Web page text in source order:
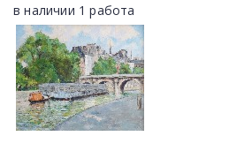
в наличии 1 работа